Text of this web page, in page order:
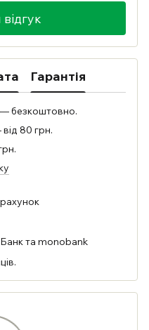
Гарантія
безкоштовно.
80 грн.
та monobank